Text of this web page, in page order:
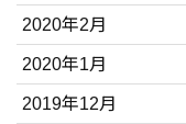
2020年2月
2020年1月
2019年12月